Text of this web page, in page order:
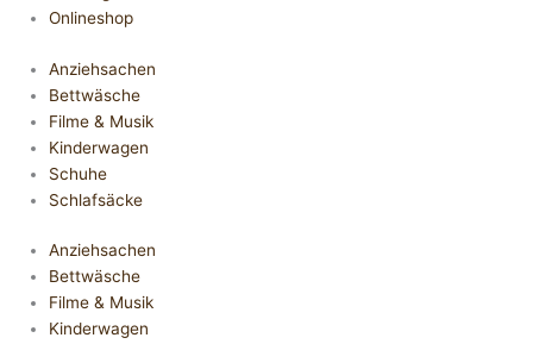
Onlineshop
Anziehsachen
Bettwäsche
Filme & Musik
Kinderwagen
Schuhe
Schlafsäcke
Anziehsachen
Bettwäsche
Filme & Musik
Kinderwagen